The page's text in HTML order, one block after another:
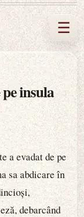
☰
pe insula
a evadat de pe
sa abdicare în
debarcând